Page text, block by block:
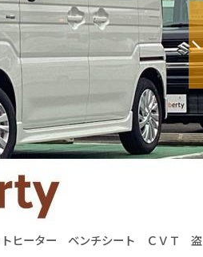
トヒーター ベンチシート ＣＶＴ 盗